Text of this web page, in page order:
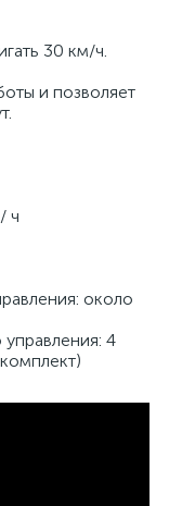
30 км/ч.
и позволяет
ч
около
управления: 4